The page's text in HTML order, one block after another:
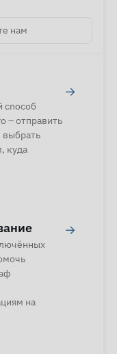
нам
способ
– отправить
куда
→
на
→